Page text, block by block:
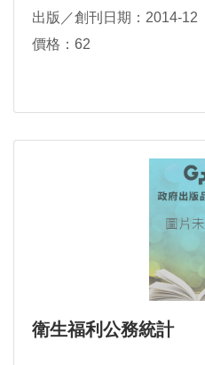
出版／創刊日期：2014-12
價格：62
衛生福利公務統計